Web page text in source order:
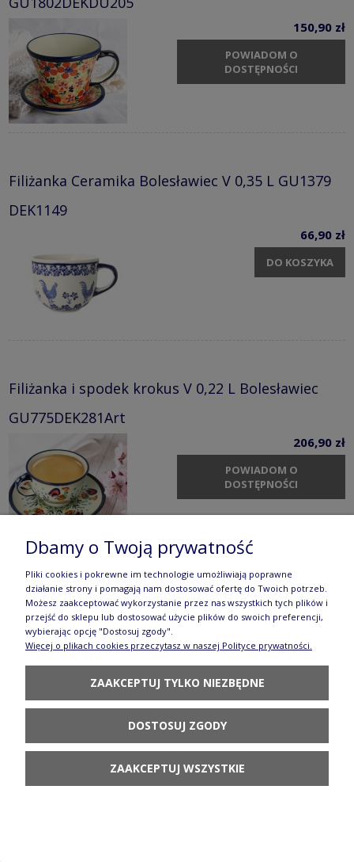
150,90 zł
POWIADOM O
DOSTĘPNOŚCI
Filiżanka Ceramika Bolesławiec V 0,35 L GU1379
DEK1149
66,90 zł
DO KOSZYKA
Filiżanka i spodek krokus V 0,22 L Bolesławiec
GU775DEK281Art
206,90 zł
POWIADOM O
DOSTĘPNOŚCI
Filiżanka i spodek V 0,2 L Łąka Galia
136,80 zł
DO KOSZYKA
Filiżanka i spodek V 0,2 L Jaskier Galia
Dbamy o Twoją prywatność
Pliki cookies i pokrewne im technologie umożliwiają poprawne
działanie strony i pomagają nam dostosować ofertę do Twoich potrzeb.
Możesz zaakceptować wykorzystanie przez nas wszystkich tych plików i
przejść do sklepu lub dostosować użycie plików do swoich preferencji,
wybierając opcję "Dostosuj zgody".
Więcej o plikach cookies przeczytasz w naszej Polityce prywatności.
ZAAKCEPTUJ TYLKO NIEZBĘDNE
DOSTOSUJ ZGODY
ZAAKCEPTUJ WSZYSTKIE